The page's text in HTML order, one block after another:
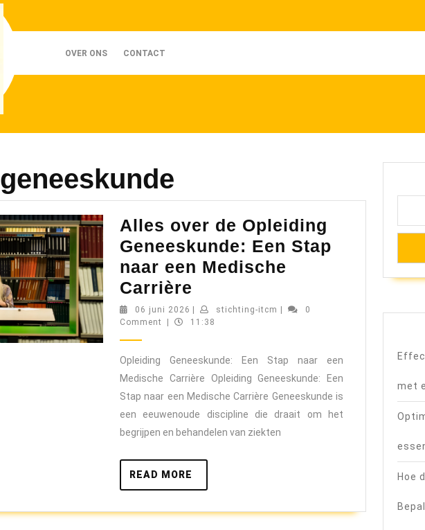
OVER ONS CONTACT
geneeskunde
Alles over de Opleiding
Geneeskunde: Een Stap
naar een Medische
Carrière
over
de
Geneeskunde:
Een
Stap
naar
Carrière
06 juni 2026 06
juni
stichting-itcm stichting-
0
Comment
11:38
Opleiding Geneeskunde: Een Stap naar een
Medische Carrière Opleiding Geneeskunde: Een
Stap naar een Medische Carrière Geneeskunde is
een eeuwenoude discipline die draait om het
begrijpen en behandelen van ziekten
READ MORE
MORE
met
Hoe